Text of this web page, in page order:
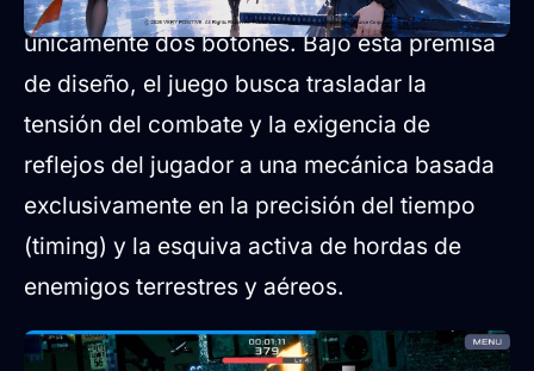
únicamente dos botones. Bajo esta premisa
de diseño, el juego busca trasladar la
tensión del combate y la exigencia de
reflejos del jugador a una mecánica basada
exclusivamente en la precisión del tiempo
(timing) y la esquiva activa de hordas de
enemigos terrestres y aéreos.